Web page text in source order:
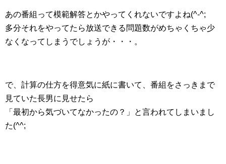
あの番組って模範解答とかやってくれないですよね(^-^;
多分それをやってたら放送できる問題数がめちゃくちゃ少
なくなってしまうでしょうが・・・。
で、計算の仕方を得意気に紙に書いて、番組をさっきまで
見ていた長男に見せたら
「最初から気づいてなかったの？」と言われてしまいまし
た(^^;